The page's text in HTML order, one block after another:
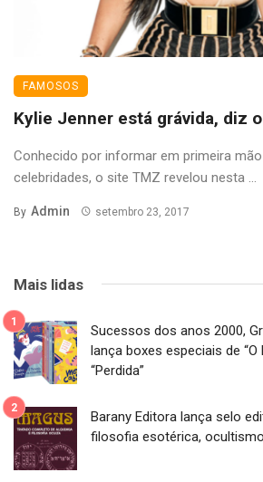
FAMOSOS
Kylie Jenner está grávida, diz
Conhecido por informar em primeira
celebridades, o site TMZ revelou nesta ...
By Admin setembro 23, 2017
Mais lidas
Sucessos dos anos 2000,
lança boxes especiais de “O
“Perdida”
Barany Editora lança selo
filosofia esotérica,